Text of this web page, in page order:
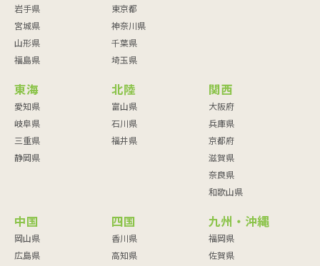
岩手県
宮城県
山形県
福島県
東京都
神奈川県
千葉県
埼玉県
東海
愛知県
岐阜県
三重県
静岡県
北陸
富山県
石川県
福井県
関西
大阪府
兵庫県
京都府
滋賀県
奈良県
和歌山県
中国
岡山県
広島県
四国
香川県
高知県
九州・沖縄
福岡県
佐賀県